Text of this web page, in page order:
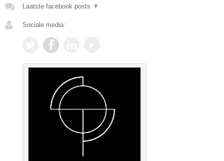
Laatste facebook posts ▼
Sociale media: